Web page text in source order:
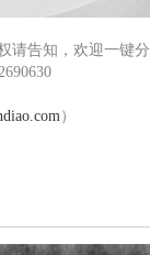
请告知，欢迎一键
）